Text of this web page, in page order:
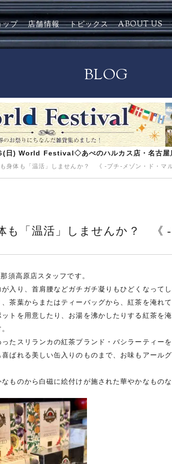
ップ 店舗情報 トピックス ABOUT US
BLOG
日) World Festival◇あべのハルカス店・名古屋
身体も「温活」しませんか？ 《 -プチ-メゾン・ド・マ
も「温活」しませんか？ 《
須高原店スタッフです。
入り、首肩腰などガチガチ凝りもひどくなってし
茶葉からまたはティーバッグから、紅茶を淹れ
トを用意したり、お湯を沸かしたりする紅茶を
たスリランカの紅茶ブランド・バシラーティー
ばれる美しい缶入りのものまで、お味もアール
ものから白磁に絵付けが施された華やかなもの